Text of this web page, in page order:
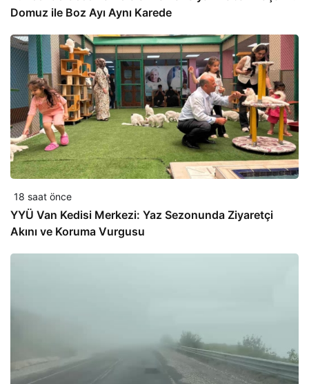
Domuz ile Boz Ayı Aynı Karede
18 saat önce
YYÜ Van Kedisi Merkezi: Yaz Sezonunda Ziyaretçi
Akını ve Koruma Vurgusu